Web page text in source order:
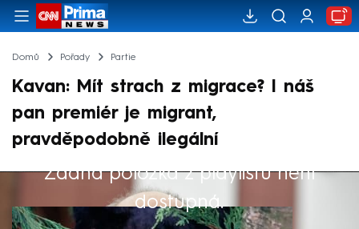
Domů Pořady Partie
Kavan: Mít strach z migrace? I náš
pan premiér je migrant,
pravděpodobně ilegální
Žádná položka z playlistu není
dostupná.
Výběr redakce